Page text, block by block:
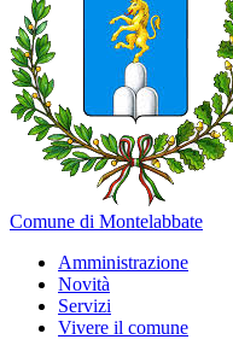
Comune di Montelabbate
Amministrazione
Novità
Servizi
Vivere il comune